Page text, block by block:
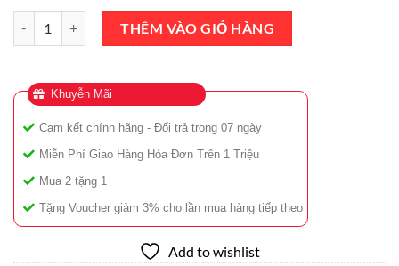
Nước Hoa Hermès Terre d'Hermès Intense EDP 100ml Chính Hãng
THÊM VÀO GIỎ HÀNG
Khuyễn Mãi
Cam kết chính hãng - Đổi trả trong 07 ngày
Miễn Phí Giao Hàng Hóa Đơn Trên 1 Triệu
Mua 2 tặng 1
Tặng Voucher giảm 3% cho lần mua hàng tiếp theo
Add to wishlist